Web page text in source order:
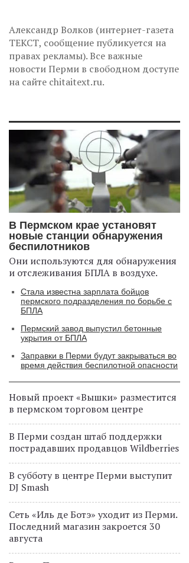
Александр Волков (интернет-газета
ТЕКСТ, сообщение публикуется на
правах рекламы). Все важные
новости Перми в свободном доступе
на сайте chitaitext.ru.
В Пермском крае установят
новые станции обнаружения
беспилотников
Они используются для обнаружения
и отслеживания БПЛА в воздухе.
Стала известна зарплата бойцов
пермского подразделения по борьбе с
БПЛА
Пермский завод выпустил бетонные
укрытия от БПЛА
Заправки в Перми будут закрываться во
время действия беспилотной опасности
Новый проект «Вышки» разместится
в пермском торговом центре
В Перми создан штаб поддержки
пострадавших продавцов Wildberries
В субботу в центре Перми выступит
DJ Smash
Сеть «Иль де Ботэ» уходит из Перми.
Последний магазин закроется 30
августа